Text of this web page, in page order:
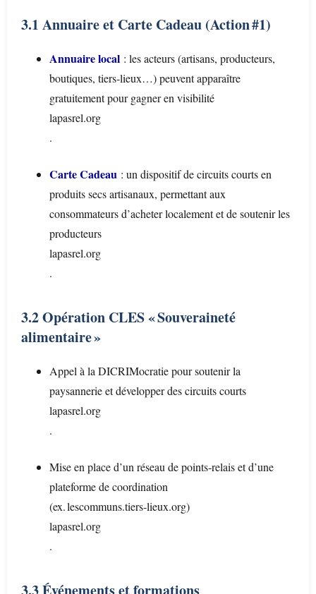
3.1 Annuaire et Carte Cadeau (Action #1)
Annuaire local : les acteurs (artisans, producteurs,
boutiques, tiers‑lieux…) peuvent apparaître
gratuitement pour gagner en visibilité
lapasrel.org
.
Carte Cadeau : un dispositif de circuits courts en
produits secs artisanaux, permettant aux
consommateurs d’acheter localement et de soutenir les
producteurs
lapasrel.org
.
3.2 Opération CLES « Souveraineté
alimentaire »
Appel à la DICRIMocratie pour soutenir la
paysannerie et développer des circuits courts
lapasrel.org
.
Mise en place d’un réseau de points‑relais et d’une
plateforme de coordination
(ex. lescommuns.tiers‑lieux.org)
lapasrel.org
.